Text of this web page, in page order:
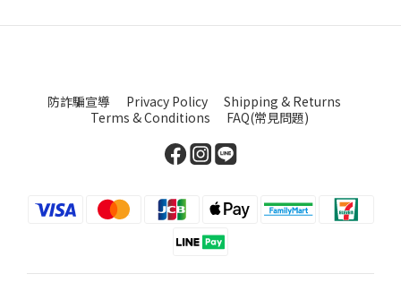
防詐騙宣導 Privacy Policy
Shipping & Returns
Terms & Conditions
FAQ(常見問題)